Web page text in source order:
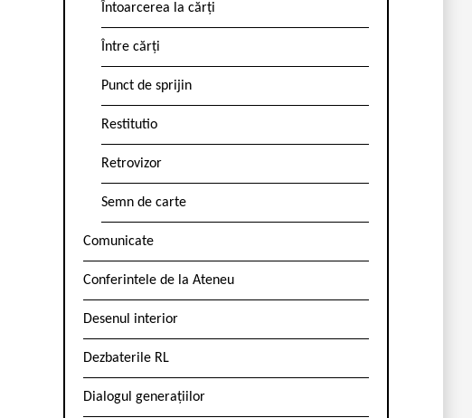
Întoarcerea la cărți
Între cărți
Punct de sprijin
Restitutio
Retrovizor
Semn de carte
Comunicate
Conferintele de la Ateneu
Desenul interior
Dezbaterile RL
Dialogul generațiilor